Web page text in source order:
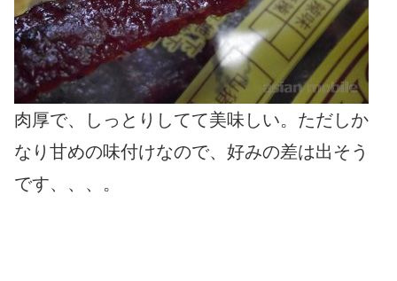
肉厚で、しっとりしてて美味しい。ただしか
なり甘めの味付けなので、好みの差は出そう
です、、、。